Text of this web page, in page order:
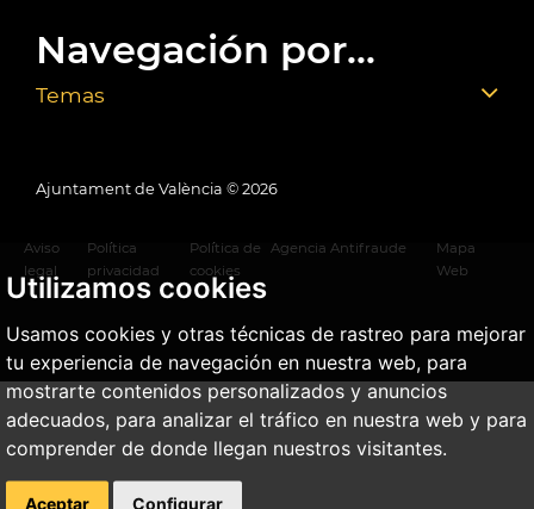
Utilizamos cookies
Usamos cookies y otras técnicas de rastreo para mejorar
tu experiencia de navegación en nuestra web, para
mostrarte contenidos personalizados y anuncios
adecuados, para analizar el tráfico en nuestra web y para
comprender de donde llegan nuestros visitantes.
Aceptar Configurar
Navegación por...
Temas
Ajuntament de València © 2026
Aviso
legal
Política
privacidad
Política de
cookies
Agencia Antifraude
Mapa
Web